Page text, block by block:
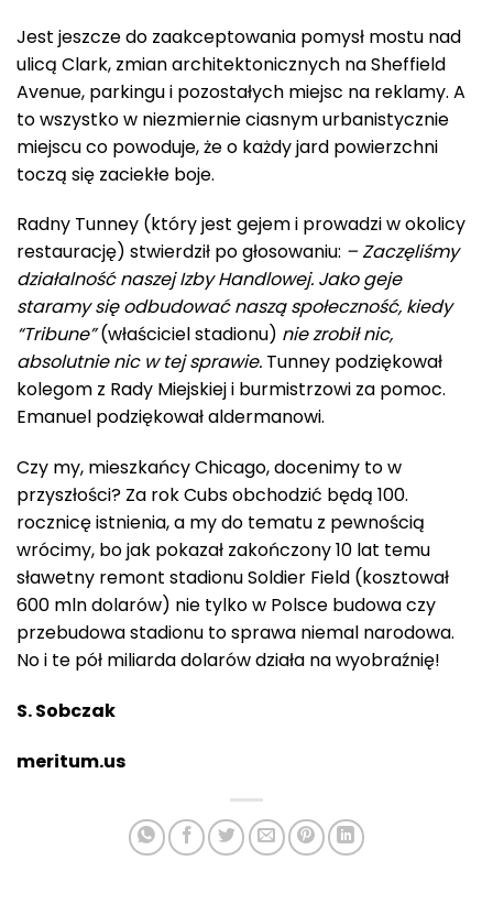
Jest jeszcze do zaakceptowania pomysł mostu nad
ulicą Clark, zmian architektonicznych na Sheffield
Avenue, parkingu i pozostałych miejsc na reklamy. A
to wszystko w niezmiernie ciasnym urbanistycznie
miejscu co powoduje, że o każdy jard powierzchni
toczą się zaciekłe boje.
Radny Tunney (który jest gejem i prowadzi w okolicy
restaurację) stwierdził po głosowaniu: – Zaczęliśmy
działalność naszej Izby Handlowej. Jako geje
staramy się odbudować naszą społeczność, kiedy
“Tribune”(właściciel stadionu) nie zrobił nic,
absolutnie nic w tej sprawie. Tunney podziękował
kolegom z Rady Miejskiej i burmistrzowi za pomoc.
Emanuel podziękował aldermanowi.
Czy my, mieszkańcy Chicago, docenimy to w
przyszłości? Za rok Cubs obchodzić będą 100.
rocznicę istnienia, a my do tematu z pewnością
wrócimy, bo jak pokazał zakończony 10 lat temu
sławetny remont stadionu Soldier Field (kosztował
600 mln dolarów) nie tylko w Polsce budowa czy
przebudowa stadionu to sprawa niemal narodowa.
No i te pół miliarda dolarów działa na wyobraźnię!
S. Sobczak
meritum.us